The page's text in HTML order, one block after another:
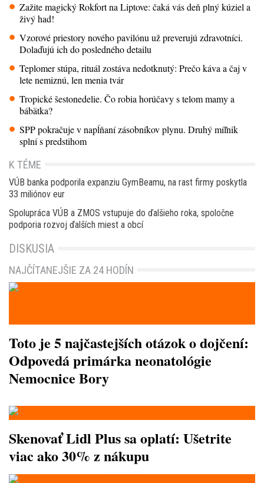
Zažite magický Rokfort na Liptove: čaká vás deň plný kúziel a
živý had!
Vzorové priestory nového pavilónu už preverujú zdravotníci.
Dolaďujú ich do posledného detailu
Teplomer stúpa, rituál zostáva nedotknutý: Prečo káva a čaj v
lete nemiznú, len menia tvár
Tropické šestonedelie. Čo robia horúčavy s telom mamy a
bábätka?
SPP pokračuje v napĺňaní zásobníkov plynu. Druhý míľnik
splní s predstihom
K TÉME
VÚB banka podporila expanziu GymBeamu, na rast firmy poskytla
33 miliónov eur
Spolupráca VÚB a ZMOS vstupuje do ďalšieho roka, spoločne
podporia rozvoj ďalších miest a obcí
DISKUSIA
NAJČÍTANEJŠIE ZA 24 HODÍN
Toto je 5 najčastejších otázok o dojčení:
Odpovedá primárka neonatológie
Nemocnice Bory
Skenovať Lidl Plus sa oplatí: Ušetrite
viac ako 30% z nákupu